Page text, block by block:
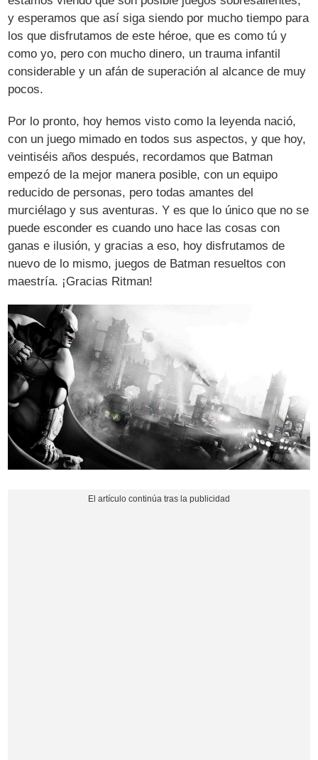
y esperamos que así siga siendo por mucho tiempo para
los que disfrutamos de este héroe, que es como tú y
como yo, pero con mucho dinero, un trauma infantil
considerable y un afán de superación al alcance de muy
pocos.
Por lo pronto, hoy hemos visto como la leyenda nació,
con un juego mimado en todos sus aspectos, y que hoy,
veintiséis años después, recordamos que Batman
empezó de la mejor manera posible, con un equipo
reducido de personas, pero todas amantes del
murciélago y sus aventuras. Y es que lo único que no se
puede esconder es cuando uno hace las cosas con
ganas e ilusión, y gracias a eso, hoy disfrutamos de
nuevo de lo mismo, juegos de Batman resueltos con
maestría. ¡Gracias Ritman!